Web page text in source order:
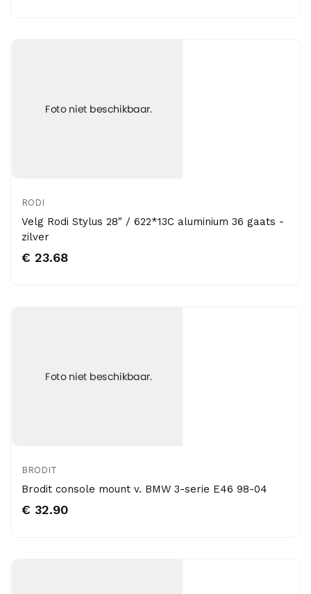
RODI
Velg Rodi Stylus 28" / 622*13C aluminium 36 gaats -
zilver
€ 23.68
BRODIT
Brodit console mount v. BMW 3-serie E46 98-04
€ 32.90